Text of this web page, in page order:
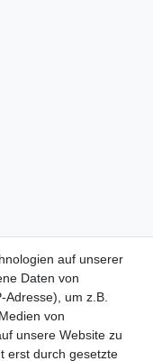
auf unserer
Daten von
um z.B.
von
unsere Website zu
erst durch gesetzte